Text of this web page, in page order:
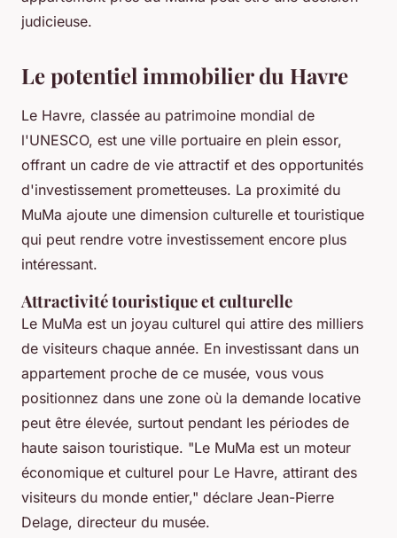
judicieuse.
Le potentiel immobilier du Havre
Le Havre, classée au patrimoine mondial de
l'UNESCO, est une ville portuaire en plein essor,
offrant un cadre de vie attractif et des opportunités
d'investissement prometteuses. La proximité du
MuMa ajoute une dimension culturelle et touristique
qui peut rendre votre investissement encore plus
intéressant.
Attractivité touristique et culturelle
Le MuMa est un joyau culturel qui attire des milliers
de visiteurs chaque année. En investissant dans un
appartement proche de ce musée, vous vous
positionnez dans une zone où la demande locative
peut être élevée, surtout pendant les périodes de
haute saison touristique. "Le MuMa est un moteur
économique et culturel pour Le Havre, attirant des
visiteurs du monde entier," déclare Jean-Pierre
Delage, directeur du musée.